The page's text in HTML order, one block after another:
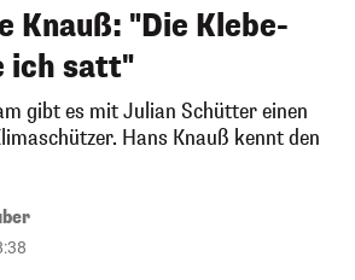
Knauß: "Die Klebe-
ich satt"
gibt es mit Julian Schütter einen
Hans Knauß kennt den